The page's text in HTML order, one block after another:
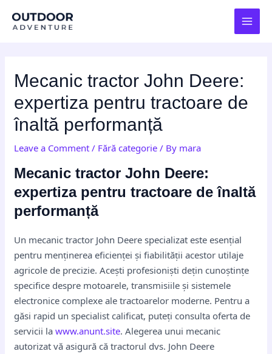
Mecanic tractor John Deere:
expertiza pentru tractoare de
înaltă performanță
Leave a Comment / Fără categorie / By mara
Mecanic tractor John Deere:
expertiza pentru tractoare de înaltă
performanță
Un mecanic tractor John Deere specializat este esențial
pentru menținerea eficienței și fiabilității acestor utilaje
agricole de precizie. Acești profesioniști dețin cunoștințe
specifice despre motoarele, transmisiile și sistemele
electronice complexe ale tractoarelor moderne. Pentru a
găsi rapid un specialist calificat, puteți consulta oferta de
servicii lawww.anunt.site. Alegerea unui mecanic
autorizat vă asigură că tractorul dvs. John Deere
navigation